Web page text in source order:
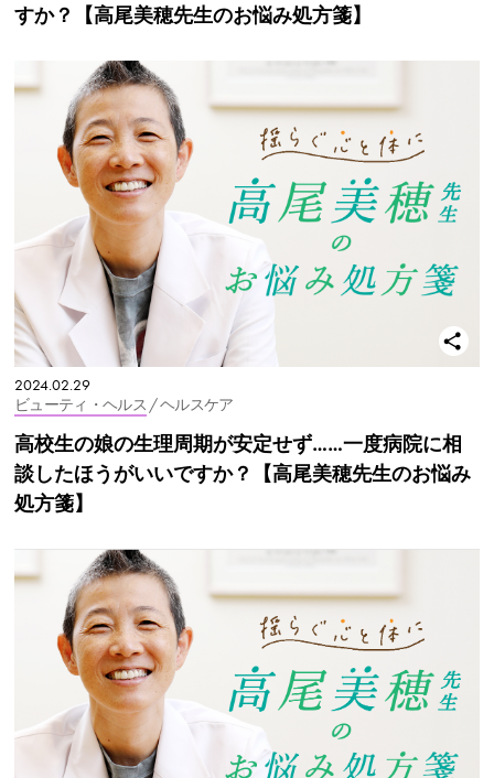
すか？【高尾美穂先生のお悩み処方箋】
2024.02.29
ビューティ・ヘルス / ヘルスケア
高校生の娘の生理周期が安定せず……一度病院に相
談したほうがいいですか？【高尾美穂先生のお悩み
処方箋】